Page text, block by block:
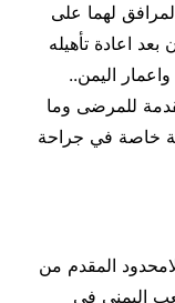
لهما على
اعادة تأهيله
اليمن..
للمرضى وما
خاصة في جراحة
المقدم من
اليمني في